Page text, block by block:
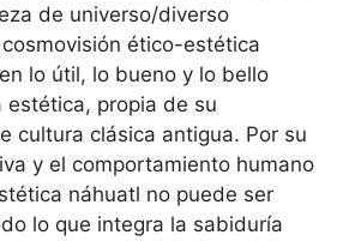
de universo/diverso
ético-estética
lo útil, lo bueno y lo bello
estética, propia de su
cultura clásica antigua. Por su
y el comportamiento humano
náhuatl no puede ser
lo que integra la sabiduría